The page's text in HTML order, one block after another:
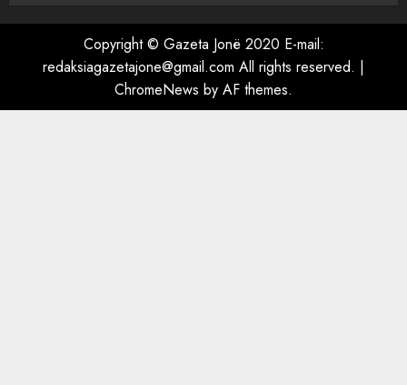
Copyright © Gazeta Jonë 2020 E-mail:
redaksiagazetajone@gmail.com All rights reserved. |
ChromeNews by AF themes.